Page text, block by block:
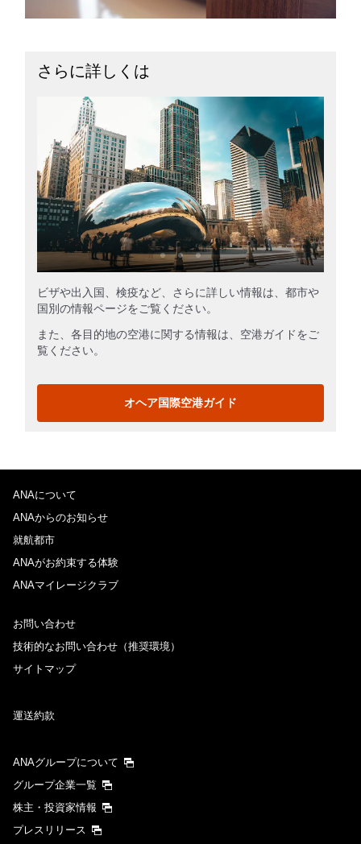
さらに詳しくは
ビザや出入国、検疫など、さらに詳しい情報は、都市や
国別の情報ページをご覧ください。
また、各目的地の空港に関する情報は、空港ガイドをご
覧ください。
オヘア国際空港ガイド
ANAについて
ANAからのお知らせ
就航都市
ANAがお約束する体験
ANAマイレージクラブ
お問い合わせ
技術的なお問い合わせ（推奨環境）
サイトマップ
運送約款
ANAグループについて
グループ企業一覧
株主・投資家情報
プレスリリース